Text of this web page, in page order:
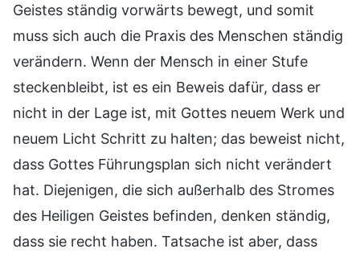
Geistes ständig vorwärts bewegt, und somit
muss sich auch die Praxis des Menschen ständig
verändern. Wenn der Mensch in einer Stufe
steckenbleibt, ist es ein Beweis dafür, dass er
nicht in der Lage ist, mit Gottes neuem Werk und
neuem Licht Schritt zu halten; das beweist nicht,
dass Gottes Führungsplan sich nicht verändert
hat. Diejenigen, die sich außerhalb des Stromes
des Heiligen Geistes befinden, denken ständig,
dass sie recht haben. Tatsache ist aber, dass